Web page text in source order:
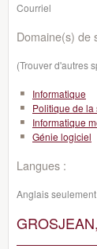
Courriel
Domaine(s) de
(Trouver d'autres
Informatique
Politique de la
Informatique
Génie logiciel
Langues :
Anglais seulement